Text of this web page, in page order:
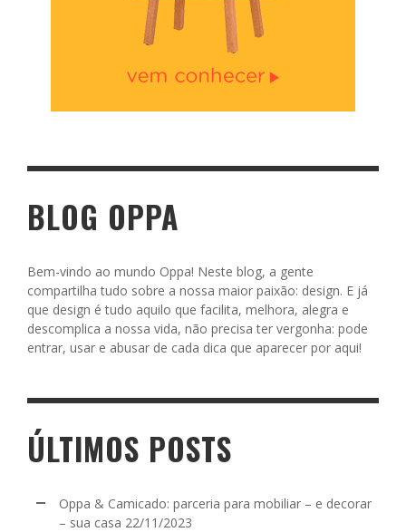
BLOG OPPA
Bem-vindo ao mundo Oppa! Neste blog, a gente
compartilha tudo sobre a nossa maior paixão: design. E já
que design é tudo aquilo que facilita, melhora, alegra e
descomplica a nossa vida, não precisa ter vergonha: pode
entrar, usar e abusar de cada dica que aparecer por aqui!
ÚLTIMOS POSTS
Oppa & Camicado: parceria para mobiliar – e decorar
– sua casa 22/11/2023